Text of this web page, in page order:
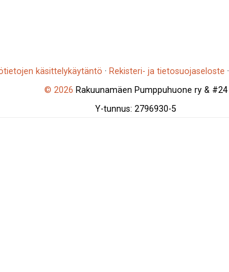
käsittelykäytäntö · Rekisteri- ja tietosuojaseloste ·
© 2026 Rakuunamäen Pumppuhuone ry & #24
Y-tunnus: 2796930-5